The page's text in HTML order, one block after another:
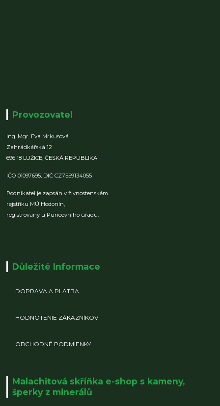
Provozovatel
Ing. Mgr. Eva Mrkusová
Zahrádkářská 12
696 18 LUŽICE,ČESKÁ REPUBLIKA
IČO 01097695, DIČ CZ7559134055
Podnikatel je zapsán v živnostenském
rejstříku MÚ Hodonín,
registrovaný u Puncovního úřadu.
Důležité Informace
DOPRAVA A PLATBA
HODNOTENIE ZÁKAZNÍKOV
OBCHODNÉ PODMIENKY
Malachitová skříňka e-shop s kameny,
šperky z minerálů